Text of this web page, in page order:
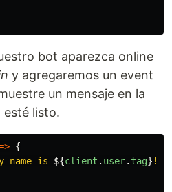
bot aparezca online
y agregaremos un event
un mensaje en la
esté listo.
{
name is ${client . user. tag} !`